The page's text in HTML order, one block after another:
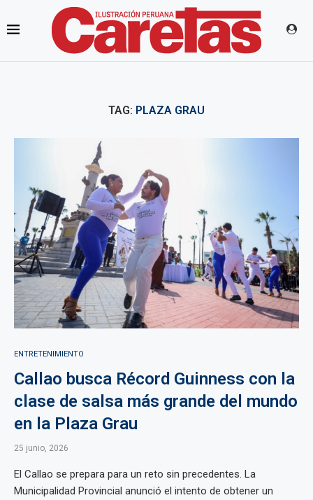
TAG: PLAZA GRAU
ENTRETENIMIENTO
Callao busca Récord Guinness con la
clase de salsa más grande del mundo
en la Plaza Grau
25 junio, 2026
El Callao se prepara para un reto sin precedentes. La
Municipalidad Provincial anunció el intento de obtener un